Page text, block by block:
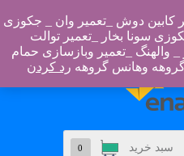
مشاهده منو
سبد خرید 0
کابین دوش _تعمیر وان _ جکوزی
سونا بخار _تعمیر توالت
والهنگ _تعمیر وبازسازی حمام
وهانس گروهه رد کردن